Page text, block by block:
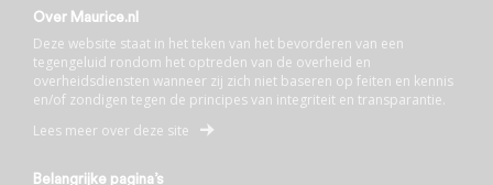
Over Maurice.nl
Deze website staat in het teken van het bevorderen van een
tegengeluid rondom het optreden van de overheid en
overheidsdiensten wanneer zij zich niet baseren op feiten en kennis
en/of zondigen tegen de principes van integriteit en transparantie.
Lees meer over deze site
Belangrijke pagina’s